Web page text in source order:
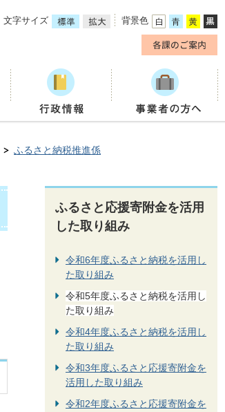
文字サイズ 背景色
ふるさと納税推進係
ふるさと応援寄附金を活用
した取り組み
令和6年度ふるさと納税を活用し
た取り組み
令和5年度ふるさと納税を活用し
た取り組み
令和4年度ふるさと納税を活用し
た取り組み
令和3年度ふるさと応援寄附金を
活用した取り組み
令和2年度ふるさと応援寄附金を